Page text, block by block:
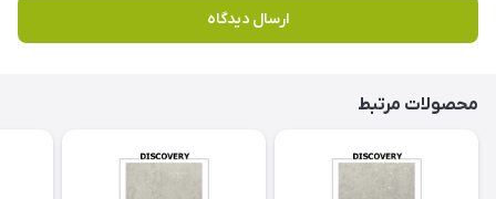
ارسال دیدگاه
محصولات مرتبط